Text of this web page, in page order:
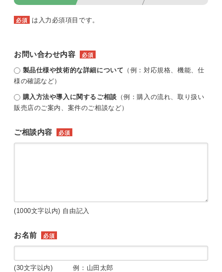
必須 は入力必須項目です。
お問い合わせ内容 必須
製品仕様や技術的な詳細について （例：対応規格、機能、仕
様の確認など）
購入方法や導入に関するご相談 （例：購入の流れ、取り扱い
販売店のご案内、案件のご相談など）
ご相談内容 必須
(1000文字以内) 自由記入
お名前 必須
(30文字以内) 例：山田太郎